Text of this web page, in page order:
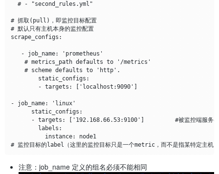
  # - "second_rules.yml"
# 抓取(pull)，即监控目标配置
# 默认只有主机本身的监控配置
scrape_configs:
   - job_name: 'prometheus'
    # metrics_path defaults to '/metrics'
    # scheme defaults to 'http'.
        - targets: ['localhost:9090']
- job_name: 'linux'
      static_configs:
      - targets: ['192.168.66.53:9100']		#被监控端服务器ip
        labels:
          instance: node1
注意：job_name 定义的组名必须不能相同